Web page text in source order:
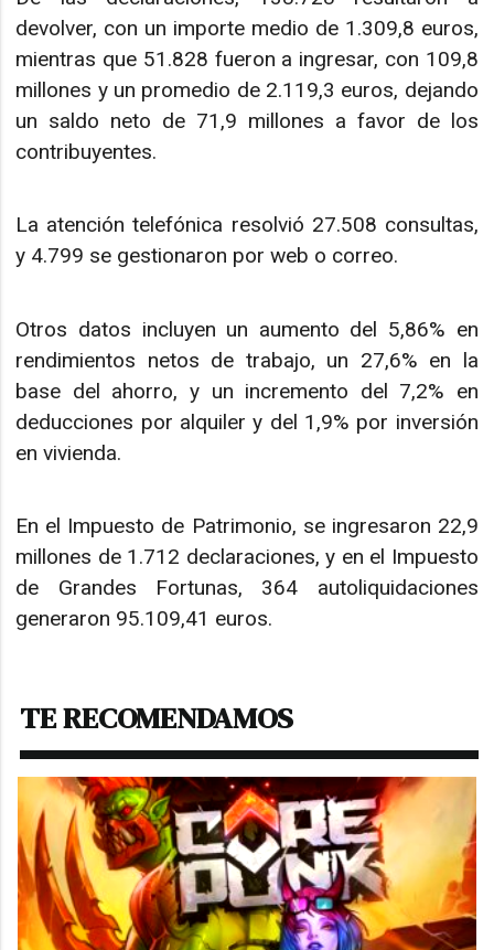
devolver, con un importe medio de 1.309,8 euros,
mientras que 51.828 fueron a ingresar, con 109,8
millones y un promedio de 2.119,3 euros, dejando
un saldo neto de 71,9 millones a favor de los
contribuyentes.
La atención telefónica resolvió 27.508 consultas,
y 4.799 se gestionaron por web o correo.
Otros datos incluyen un aumento del 5,86% en
rendimientos netos de trabajo, un 27,6% en la
base del ahorro, y un incremento del 7,2% en
deducciones por alquiler y del 1,9% por inversión
en vivienda.
En el Impuesto de Patrimonio, se ingresaron 22,9
millones de 1.712 declaraciones, y en el Impuesto
de Grandes Fortunas, 364 autoliquidaciones
generaron 95.109,41 euros.
TE RECOMENDAMOS